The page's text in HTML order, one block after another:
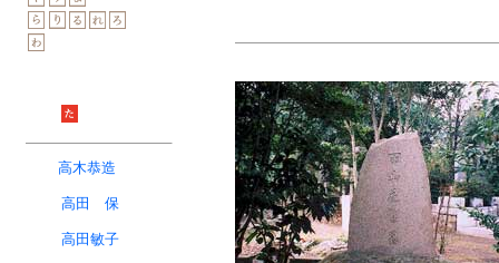
高木恭造
高田 保
高田敏子